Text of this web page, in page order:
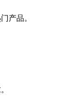
产品。